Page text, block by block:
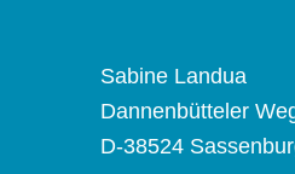
Sabine Landua
Dannenbütteler
D-38524